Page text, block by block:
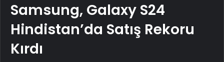
Samsung, Galaxy S24
Hindistan’da Satış Rekoru
Kırdı